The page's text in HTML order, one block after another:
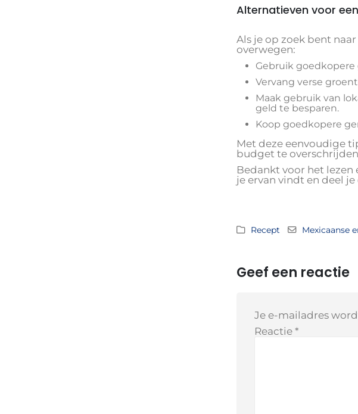
Alternatieven voor
Als je op zoek bent
overwegen:
Gebruik goedkopere
Vervang verse
Maak gebruik van
geld te besparen.
Koop goedkopere
Met deze eenvoudige
budget te
Bedankt voor het
je ervan vindt en deel
Recept Mexicaanse
Geef een reactie
Je e-mailadres
Reactie *